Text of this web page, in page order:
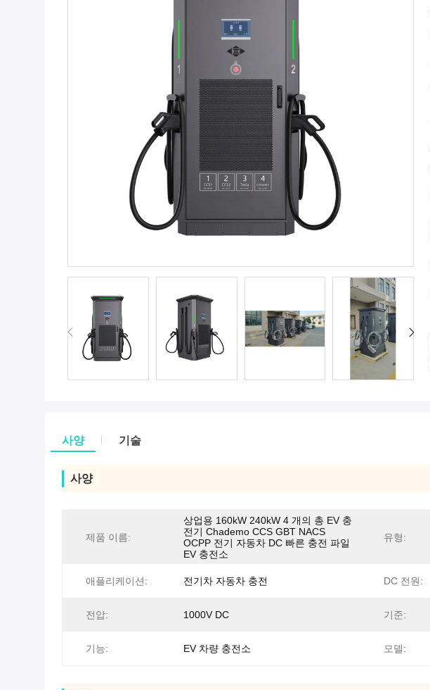
사양 기술
사양
제품 이름:
상업용 160kW 240kW 4 개의 총 EV 충
전기 Chademo CCS GBT NACS
OCPP 전기 자동차 DC 빠른 충전 파일
EV 충전소
유형:
애플리케이션: 전기차 자동차 충전 DC 전원:
전압: 1000V DC 기준:
기능: EV 차량 충전소 모델: